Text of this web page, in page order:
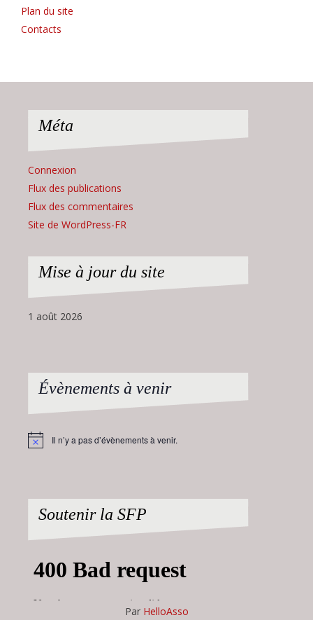
Plan du site
Contacts
Méta
Connexion
Flux des publications
Flux des commentaires
Site de WordPress-FR
Mise à jour du site
1 août 2026
Évènements à venir
Notice Il n’y a pas d’évènements à venir.
Soutenir la SFP
Par HelloAsso